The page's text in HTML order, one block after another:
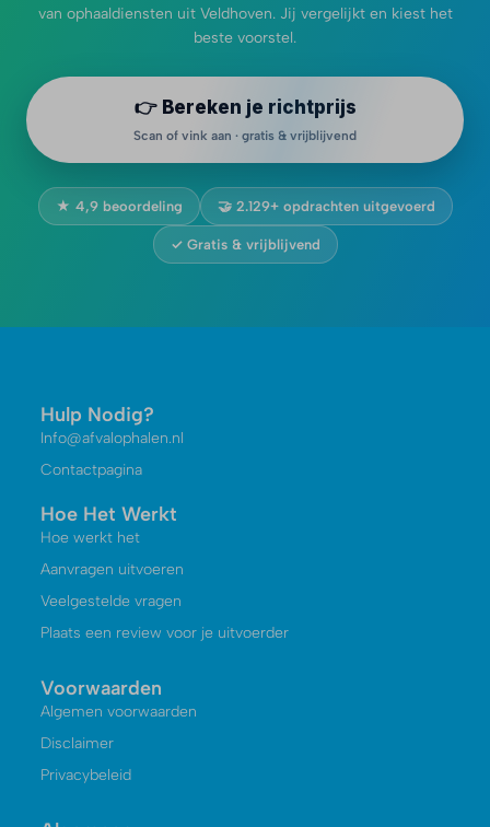
van ophaaldiensten uit Veldhoven. Jij vergelijkt en kiest het
beste voorstel.
👉 Bereken je richtprijs
Scan of vink aan · gratis & vrijblijvend
★ 4,9 beoordeling 🤝 2.129+ opdrachten uitgevoerd
✓ Gratis & vrijblijvend
Hulp Nodig?
Info@afvalophalen.nl
Contactpagina
Hoe Het Werkt
Hoe werkt het
Aanvragen uitvoeren
Veelgestelde vragen
Plaats een review voor je uitvoerder
Voorwaarden
Algemen voorwaarden
Disclaimer
Privacybeleid